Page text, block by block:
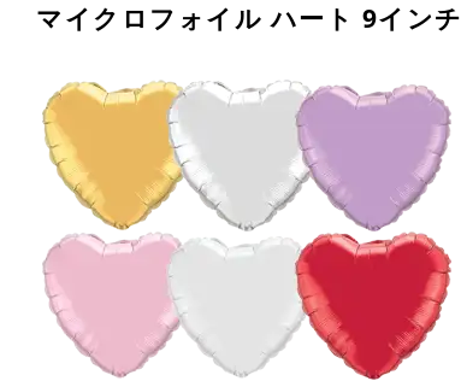
マイクロフォイル ハート 9インチ